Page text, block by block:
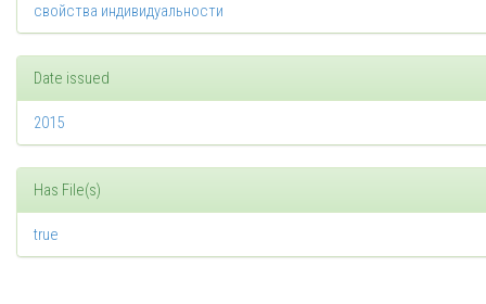
свойства индивидуальности
Date issued
2015
Has File(s)
true